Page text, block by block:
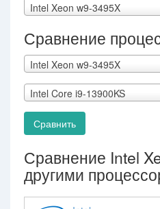
Intel Xeon w9-3495X
Сравнение
Intel Xeon w9-3495X
Intel Core i9-13900KS
Сравнить
Сравнение Intel
другими